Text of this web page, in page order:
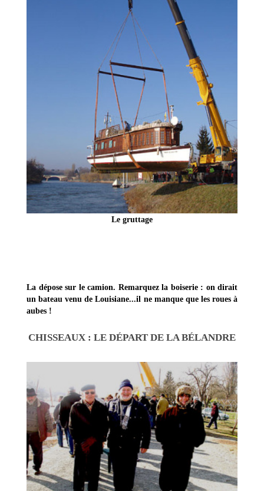
Le gruttage
La dépose sur le camion. Remarquez la boiserie : on dirait
un bateau venu de Louisiane...il ne manque que les roues à
aubes !
CHISSEAUX : LE DÉPART DE LA BÉLANDRE